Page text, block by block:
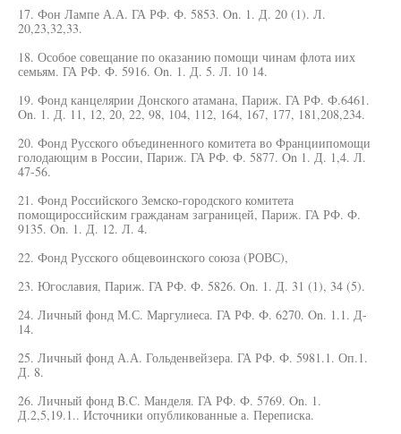
17. Фон Лампе А.А. ГА РФ. Ф. 5853. On. 1. Д. 20 (1). Л.
20,23,32,33.
18. Особое совещание по оказанию помощи чинам флота иих
семьям. ГА РФ. Ф. 5916. On. 1. Д. 5. Л. 10 14.
19. Фонд канцелярии Донского атамана, Париж. ГА РФ. Ф.6461.
On. 1. Д. 11, 12, 20, 22, 98, 104, 112, 164, 167, 177, 181,208,234.
20. Фонд Русского объединенного комитета во Франциипомощи
голодающим в России, Париж. ГА РФ. Ф. 5877. On 1. Д. 1,4. Л.
47-56.
21. Фонд Российского Земско-городского комитета
помощироссийским гражданам заграницей, Париж. ГА РФ. Ф.
9135. On. 1. Д. 12. Л. 4.
22. Фонд Русского общевоинского союза (РОВС),
23. Югославия, Париж. ГА РФ. Ф. 5826. On. 1. Д. 31 (1), 34 (5).
24. Личный фонд М.С. Маргулиеса. ГА РФ. Ф. 6270. On. 1.1. Д-
14.
25. Личный фонд А.А. Гольденвейзера. ГА РФ. Ф. 5981.1. Оп.1.
Д. 8.
26. Личный фонд B.C. Манделя. ГА РФ. Ф. 5769. On. 1.
Д.2,5,19.1.. Источники опубликованные а. Переписка.